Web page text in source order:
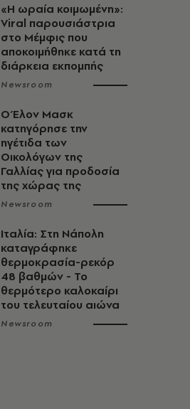
«H ωραία κοιμωμένη»:
Viral παρουσιάστρια
στο Μέμφις που
αποκοιμήθηκε κατά τη
διάρκεια εκπομπής
Newsroom
Ο Έλον Μασκ
κατηγόρησε την
ηγέτιδα των
Οικολόγων της
Γαλλίας για προδοσία
της χώρας της
Newsroom
Ιταλία: Στη Νάπολη
καταγράφηκε
θερμοκρασία-ρεκόρ
48 βαθμών - To
θερμότερο καλοκαίρι
του τελευταίου αιώνα
Newsroom